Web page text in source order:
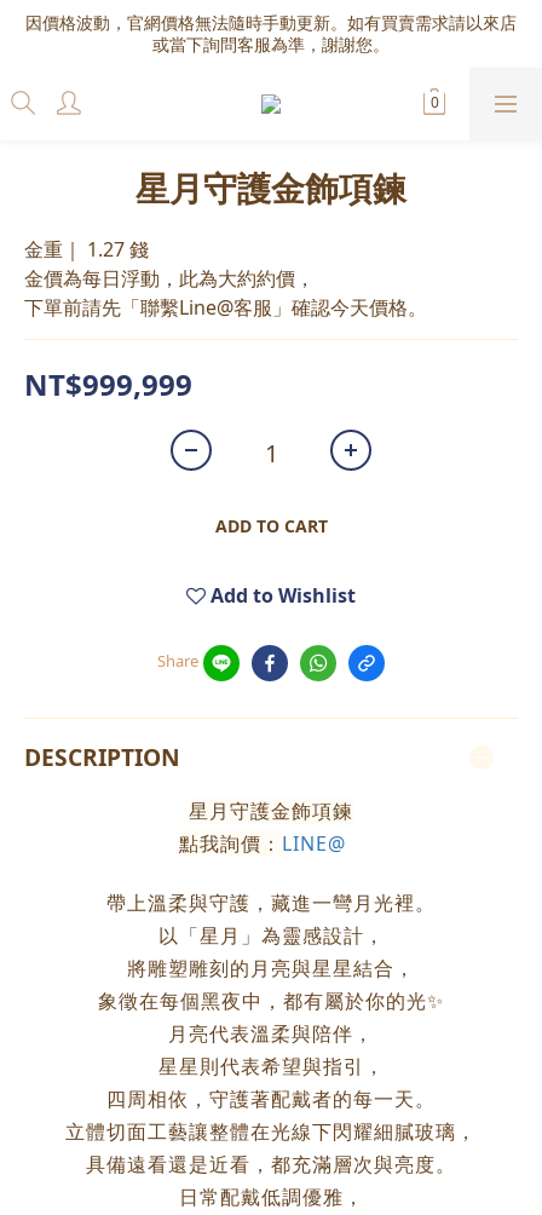
因價格波動，官網價格無法隨時手動更新。如有買賣需求請以來店
或當下詢問客服為準，謝謝您。
星月守護金飾項鍊
金重｜ 1.27 錢
金價為每日浮動，此為大約約價，
下單前請先「聯繫Line@客服」確認今天價格。
NT$999,999
ADD TO CART
Add to Wishlist
Share
DESCRIPTION
星月守護金飾項鍊
點我詢價： LINE@
帶上溫柔與守護，藏進一彎月光裡。
以「星月」為靈感設計，
將雕塑雕刻的月亮與星星結合，
象徵在每個黑夜中，都有屬於你的光✨
月亮代表溫柔與陪伴，
星星則代表希望與指引，
四周相依，守護著配戴者的每一天。
立體切面工藝讓整體在光線下閃耀細膩玻璃，
具備遠看還是近看，都充滿層次與亮度。
日常配戴低調優雅，